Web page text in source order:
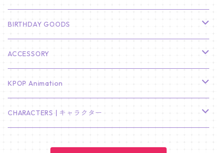
HYUNBIN
JIN
J-HOPE
SEVENTEEN
S.COUPS
ジョンハン
Stray Kids
バンチャン
リノ
TXT
ヨンジュン
ENHYPEN
壁掛けカレンダー
ミニ壁掛けカレンダー
フォトカードセット(60枚入り)
韓国語単語カード
プレミアム写真集
ステッカー&粘着メモ紙セット
LIGHT STICK
Light Stick Pouch
BT21
Stray Kids
MANIAC ENCORE
SKZOO
BIRTHDAY GOODS
01/01 WINTER
01/16 SEUNGKWAN
02/01 DOYOUNG
ACCESSORY
PIERCE
EARRING
KPOP Animation
KPop Demon Hunters
CHARACTERS | キャラクター